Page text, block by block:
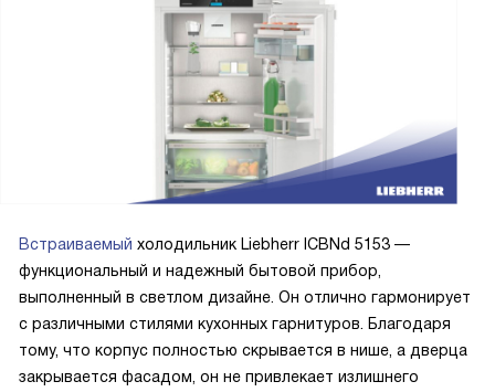
Встраиваемый холодильник Liebherr ICBNd 5153 —
функциональный и надежный бытовой прибор,
выполненный в светлом дизайне. Он отлично гармонирует
с различными стилями кухонных гарнитуров. Благодаря
тому, что корпус полностью скрывается в нише, а дверца
закрывается фасадом, он не привлекает излишнего